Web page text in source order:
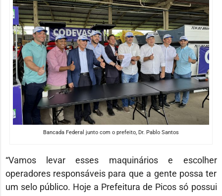
Bancada Federal junto com o prefeito, Dr. Pablo Santos
“Vamos levar esses maquinários e escolher
operadores responsáveis para que a gente possa ter
um selo público. Hoje a Prefeitura de Picos só possui